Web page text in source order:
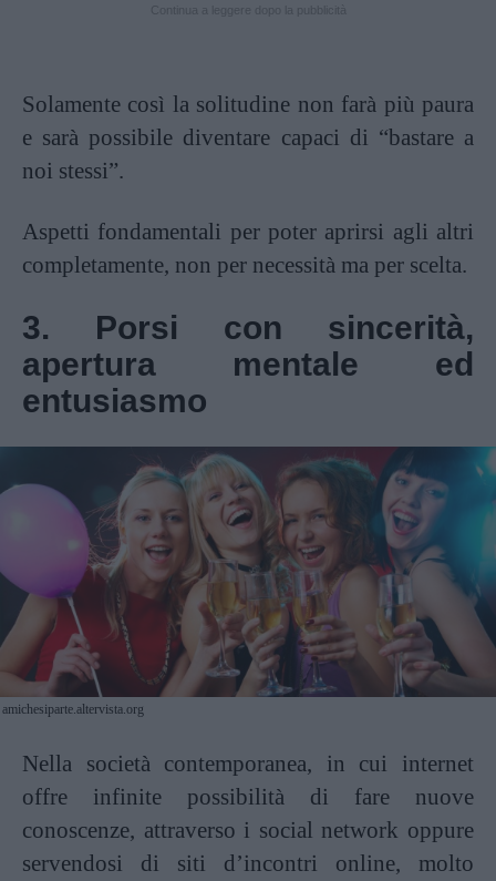
Solamente così la solitudine non farà più paura
e sarà possibile diventare capaci di “bastare a
noi stessi”.
Aspetti fondamentali per poter aprirsi agli altri
completamente, non per necessità ma per scelta.
3. Porsi con sincerità,
apertura mentale ed
entusiasmo
amichesiparte.altervista.org
Nella società contemporanea, in cui internet
offre infinite possibilità di fare nuove
conoscenze, attraverso i social network oppure
servendosi di siti d’incontri online, molto